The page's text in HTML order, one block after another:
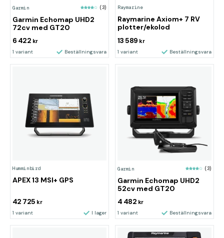
Garmin (3)
Garmin Echomap UHD2
72cv med GT20
6 422 kr
1 variant Beställningsvara
Raymarine
Raymarine Axiom+ 7 RV
plotter/ekolod
13 589 kr
1 variant Beställningsvara
Humminbird
APEX 13 MSI+ GPS
42 725 kr
1 variant I lager
Garmin (3)
Garmin Echomap UHD2
52cv med GT20
4 482 kr
1 variant Beställningsvara